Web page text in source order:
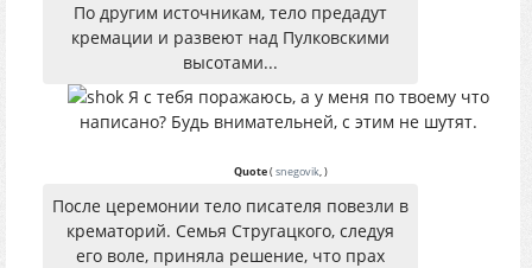
По другим источникам, тело предадут
кремации и развеют над Пулковскими
высотами...
Я с тебя поражаюсь, а у меня по твоему что
написано? Будь внимательней, с этим не шутят.
Quote(snegovik,)
После церемонии тело писателя повезли в
крематорий. Семья Стругацкого, следуя
его воле, приняла решение, что прах